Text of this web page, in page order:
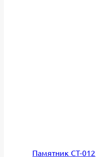
Памятник СT-012